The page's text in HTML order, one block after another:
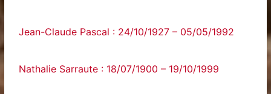
Jean-Claude Pascal : 24/10/1927 – 05/05/1992
Nathalie Sarraute : 18/07/1900 – 19/10/1999